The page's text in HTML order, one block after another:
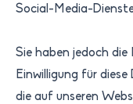
Social-Media-
Sie haben jedoch die
Einwilligung für
die auf unseren